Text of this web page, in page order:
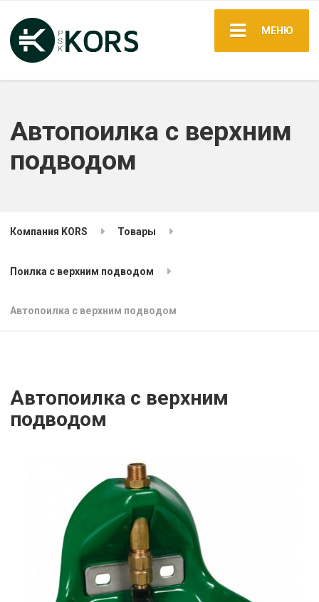
МЕНЮ
Автопоилка с верхним
подводом
Компания KORS Товары
Поилка с верхним подводом
Автопоилка с верхним подводом
Автопоилка с верхним
подводом